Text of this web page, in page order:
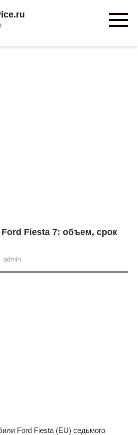
Fiesta 7: объем, срок
admin
Ford Fiesta (EU) седьмого